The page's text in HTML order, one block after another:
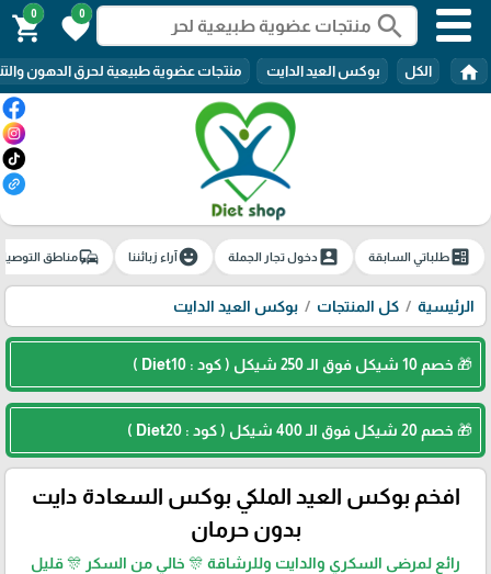
search
0
favorite
0
shopping_cart
home الكل بوكس العيد الدايت منتجات عضوية طبيعية لحرق الدهون
ballotطلباتي السابقة account_boxدخول تجار الجملة emoji_emotionsآراء زبائننا commuteمناطق
الرئيسية كل المنتجات بوكس العيد الدايت
🎁 خصم 10 شيكل فوق الـ 250 شيكل ( كود : Diet10 )
🎁 خصم 20 شيكل فوق الـ 400 شيكل ( كود : Diet20 )
افخم بوكس العيد الملكي بوكس السعادة دايت
بدون حرمان
رائع لمرضى السكري والدايت وللرشاقة 🎊 خالي من السكر 🎊 قليل